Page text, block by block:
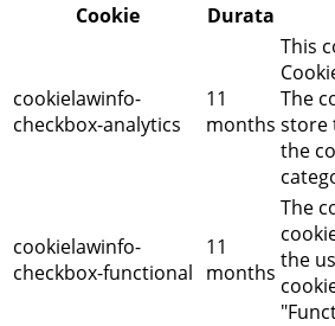
Cookie
Durata
cookielawinfo-
checkbox-analytics
11
months
This
The
store
the
cookielawinfo-
checkbox-functional
11
months
The
the